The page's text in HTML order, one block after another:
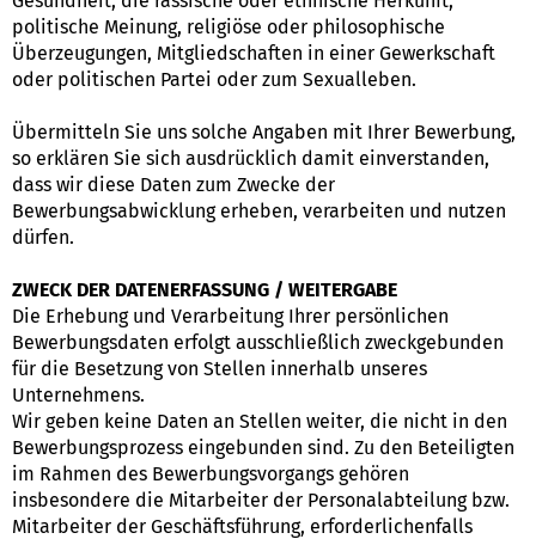
politische Meinung, religiöse oder philosophische
Überzeugungen, Mitgliedschaften in einer Gewerkschaft
oder politischen Partei oder zum Sexualleben.
Übermitteln Sie uns solche Angaben mit Ihrer Bewerbung,
so erklären Sie sich ausdrücklich damit einverstanden,
dass wir diese Daten zum Zwecke der
Bewerbungsabwicklung erheben, verarbeiten und nutzen
dürfen.
ZWECK DER DATENERFASSUNG / WEITERGABE
Die Erhebung und Verarbeitung Ihrer persönlichen
Bewerbungsdaten erfolgt ausschließlich zweckgebunden
für die Besetzung von Stellen innerhalb unseres
Unternehmens.
Wir geben keine Daten an Stellen weiter, die nicht in den
Bewerbungsprozess eingebunden sind. Zu den Beteiligten
im Rahmen des Bewerbungsvorgangs gehören
insbesondere die Mitarbeiter der Personalabteilung bzw.
Mitarbeiter der Geschäftsführung, erforderlichenfalls